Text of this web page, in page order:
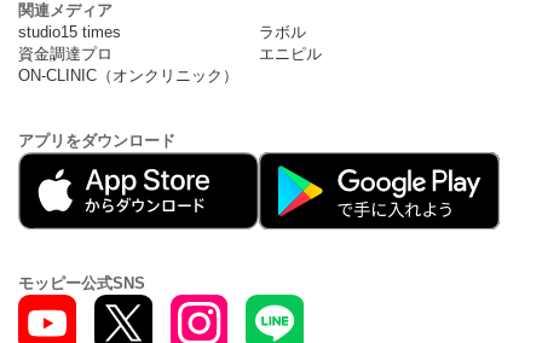
関連メディア
studio15 times
ラボル
資金調達プロ
エニピル
ON-CLINIC（オンクリニック）
アプリをダウンロード
モッピー公式SNS